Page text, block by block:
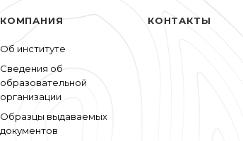
КОМПАНИЯ
Об институте
Сведения об
образовательной
организации
Образцы выдаваемых
документов
КОНТАКТЫ